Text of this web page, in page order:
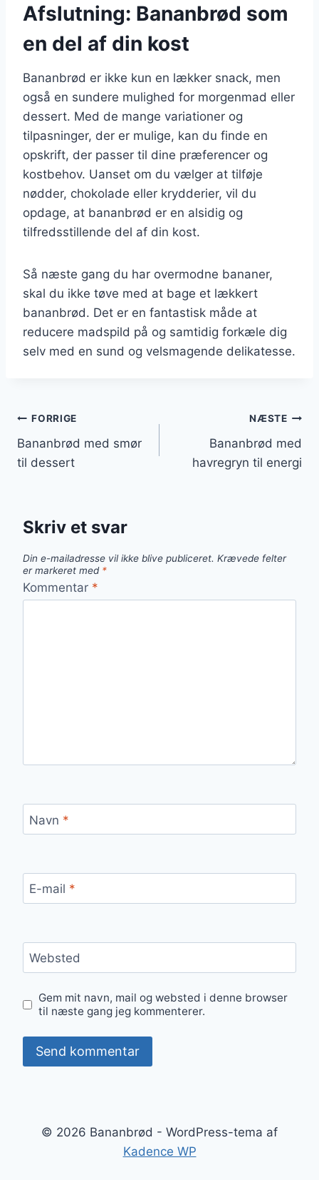
Afslutning: Bananbrød som
en del af din kost
Bananbrød er ikke kun en lækker snack, men
også en sundere mulighed for morgenmad eller
dessert. Med de mange variationer og
tilpasninger, der er mulige, kan du finde en
opskrift, der passer til dine præferencer og
kostbehov. Uanset om du vælger at tilføje
nødder, chokolade eller krydderier, vil du
opdage, at bananbrød er en alsidig og
tilfredsstillende del af din kost.
Så næste gang du har overmodne bananer,
skal du ikke tøve med at bage et lækkert
bananbrød. Det er en fantastisk måde at
reducere madspild på og samtidig forkæle dig
selv med en sund og velsmagende delikatesse.
Indlægsnavigation
FORRIGE
Bananbrød med smør
til dessert
NÆSTE
Bananbrød med
havregryn til energi
Skriv et svar
Din e-mailadresse vil ikke blive publiceret. Krævede felter
er markeret med *
Kommentar *
Navn *
E-mail *
Websted
Gem mit navn, mail og websted i denne browser
til næste gang jeg kommenterer.
© 2026 Bananbrød - WordPress-tema af
Kadence WP